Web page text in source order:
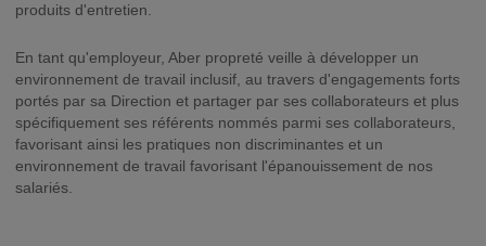
produits d'entretien.
En tant qu'employeur, Aber propreté veille à développer un
environnement de travail inclusif, au travers d'engagements forts
portés par sa Direction et partager par ses collaborateurs et plus
spécifiquement ses référents nommés parmi ses collaborateurs,
favorisant ainsi les pratiques non discriminantes et un
environnement de travail favorisant l'épanouissement de nos
salariés.